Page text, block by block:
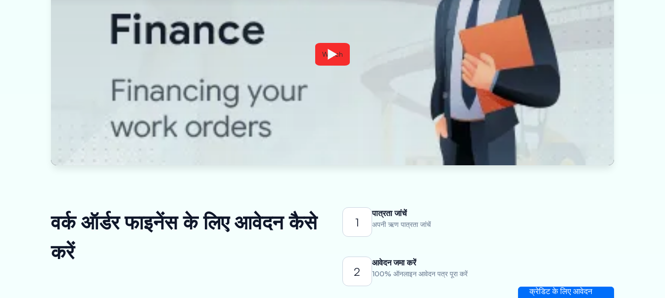
Watch
वर्क ऑर्डर फाइनेंस के लिए आवेदन कैसे
करें
1
पात्रता जांचें
अपनी ऋण पात्रता जांचें
2
आवेदन जमा करें
100% ऑनलाइन आवेदन पत्र पूरा करें
क्रेडिट के लिए आवेदन